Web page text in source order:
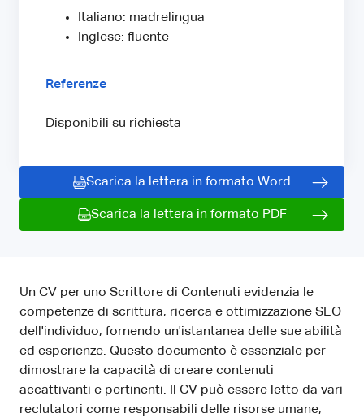
Italiano: madrelingua
Inglese: fluente
Referenze
Disponibili su richiesta
Scarica la lettera in formato Word
Scarica la lettera in formato PDF
Un CV per uno Scrittore di Contenuti evidenzia le
competenze di scrittura, ricerca e ottimizzazione SEO
dell'individuo, fornendo un'istantanea delle sue abilità
ed esperienze. Questo documento è essenziale per
dimostrare la capacità di creare contenuti
accattivanti e pertinenti. Il CV può essere letto da vari
reclutatori come responsabili delle risorse umane,